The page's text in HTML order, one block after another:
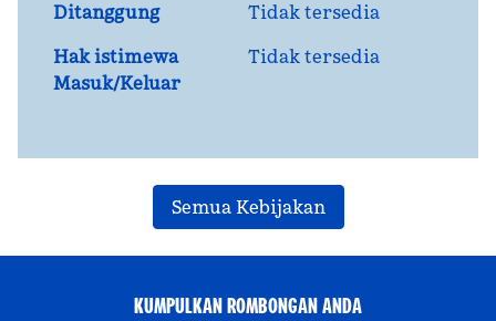
Ditanggung
Tidak tersedia
Hak istimewa
Masuk/Keluar
Tidak tersedia
Semua Kebijakan
KUMPULKAN ROMBONGAN ANDA